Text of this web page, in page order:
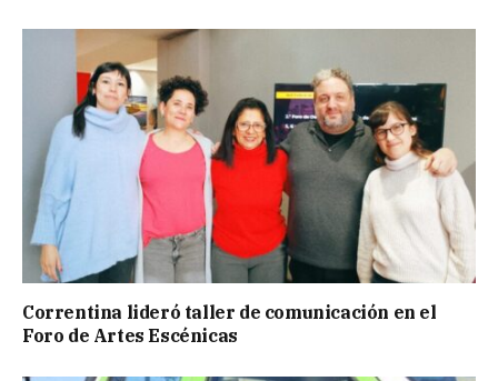
Correntina lideró taller de comunicación en el
Foro de Artes Escénicas